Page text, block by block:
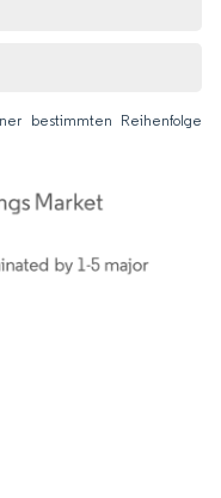
bestimmten Reihenfolge